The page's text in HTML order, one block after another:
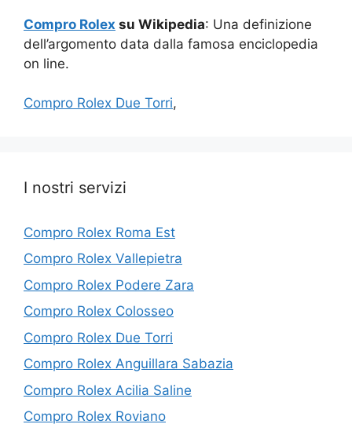
Compro Rolex su Wikipedia: Una definizione
dell’argomento data dalla famosa enciclopedia
on line.
Compro Rolex Due Torri,
I nostri servizi
Compro Rolex Roma Est
Compro Rolex Vallepietra
Compro Rolex Podere Zara
Compro Rolex Colosseo
Compro Rolex Due Torri
Compro Rolex Anguillara Sabazia
Compro Rolex Acilia Saline
Compro Rolex Roviano